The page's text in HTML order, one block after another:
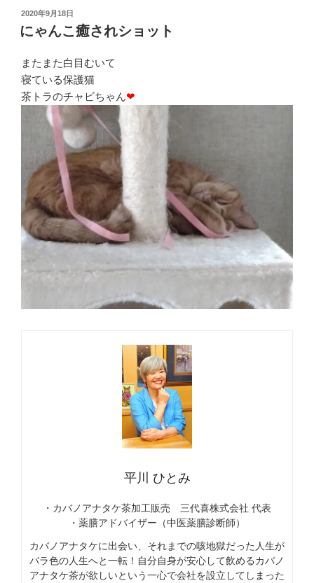
投
稿
日:
2020年9月18日
にゃんこ癒されショット
またまた白目むいて
寝ている保護猫
茶トラのチャビちゃん❤
平川 ひとみ
・カバノアナタケ茶加工販売 三代喜株式会社 代表
・薬膳アドバイザー（中医薬膳診断師）
カバノアナタケに出会い、それまでの咳地獄だった人生が
バラ色の人生へと一転！自分自身が安心して飲めるカバノ
アナタケ茶が欲しいという一心で会社を設立してしまった